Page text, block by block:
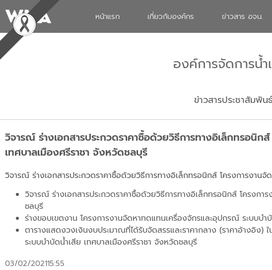
หน้าแรก เกี่ยวกับองค์กร ข่าวสาร อจน.
องค์การจัดการน้
ข่าวสารประชาสัมพั
วิจารณ์ ร่างเอกสารประกวดราคาซื้อด้วยวิธีการทางอิเล็กทรอนิ
เทศบาลเมืองศรีราชา จังหวัดชลบุรี
วิจารณ์ ร่างเอกสารประกวดราคาซื้อด้วยวิธีการทางอิเล็กทรอนิกส์ โครงการงา
วิจารณ์ ร่างเอกสารประกวดราคาซื้อด้วยวิธีการทางอิเล็กทรอนิกส์ โครงก
ชลบุรี
ร่างขอบเขตงาน โครงการงานจัดหาทดแทนเครื่องจักรและอุปกรณ์ ระบบบ
ตารางแสดงวงเงินงบประมาณที่ได้รับจัดสรรและราคากลาง (ราคาอ้างอิง
ระบบบำบัดน้ำเสีย เทศบาลเมืองศรีราชา จังหวัดชลบุรี
03/02/202115:55